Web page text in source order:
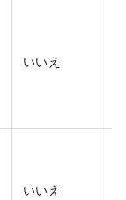
いいえ
いいえ